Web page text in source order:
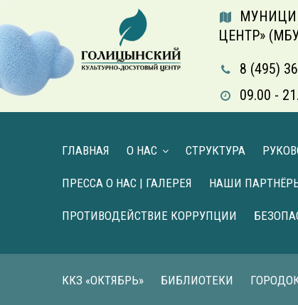
ЦЕНТР»
8 (495)
09.00 -
ГЛАВНАЯ О НАС СТРУКТУРА
ПРЕССА О НАС | ГАЛЕРЕЯ НАШИ
ПРОТИВОДЕЙСТВИЕ КОРРУПЦИИ
ККЗ «ОКТЯБРЬ» БИБЛИОТЕКИ